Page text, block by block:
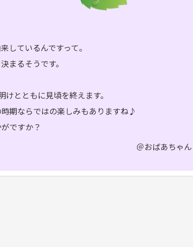
しているんですって。
まるそうです。
とともに見頃を終えます。
期ならではの楽しみもありますね♪
ですか？
＠おばあちゃん